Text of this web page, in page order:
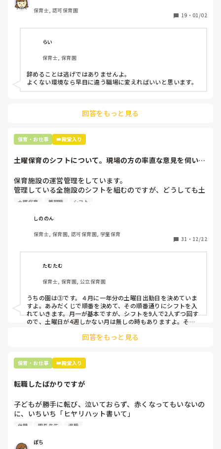
どです。
保護者子どもの愚痴悪口が多く、
今で言う不適切保育も
仕方ないよね
子どもの言いなりになればいいんだね
などいう意見で…
上の先生に相談することは難しそうです。
最後の職場にしようと思っていましたが
辞めることは逃げ、と、過去辞めた人も何年も言われ続けて
います
保育士, 認可保育園
19 ・ 01/02
らい
保育士, 保育園
辞めることは逃げではありませんよ。
よくない環境なら早目に違う職場に変えればいいと思います。
回答をもっと見る
保育・お仕事 👑殿堂入り
土曜保育のシフトについて。現場の方の率直な意見を伺いた
保育施設の運営管理をしています。
管理している全施設のシフトを組むのですが、どうしても土
曜保育だけは入れる方が少なく、いつも苦労しています。
て入職しているはずですが、いざ勤務が始まると一日も土曜
①土曜日の希望休は2日まで、と制限をかける
②毎月、必ず土曜保育に入ることのできる日を1日だけピッ
③仮シフトが出た時、土曜出勤が難しければ自身で代わりの
人を交渉して見つけてもらう
上記のいずれかの対策を取り入れることを考えています。
土曜保育 管理職 シフト
しののん
保育士, 保育園, 認可保育園, 学童保育
31 ・ 12/22
たむたむ
保育士, 保育園, 公立保育園
うちの園は③です。４月に一年分の土曜日出勤日を決めていま
すよ。あみだくじで順番を決めて、その順番通りにシフトを入
れていきます。月一が基本ですが、シフトを9人で2人ずつ回す
ので、土曜日が4週しかない月は無しの時もありますよ。その
て貰い、主任に報告してます。
回答をもっと見る
保育・お仕事 👑殿堂入り
転職したばかりですが
子どもが勝手に転び、泣いておらず、赤くなってもいないの
に、いちいち「ヒヤリハット書いて」
と書かされ
（そう言う本人は書かない）
休憩 園長先生 退職
ぽち